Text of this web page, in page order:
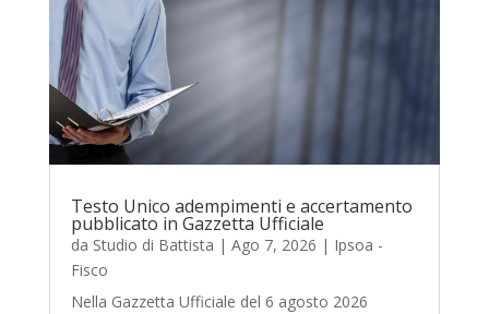
Testo Unico adempimenti e accertamento
pubblicato in Gazzetta Ufficiale
da Studio di Battista | Ago 7, 2026 | Ipsoa -
Fisco
Nella Gazzetta Ufficiale del 6 agosto 2026